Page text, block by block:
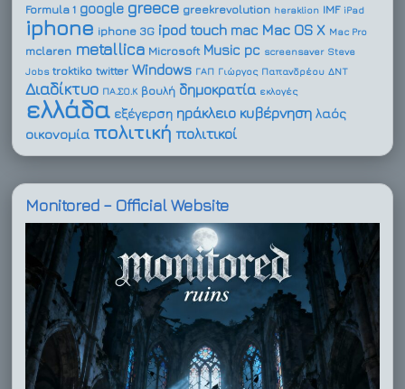
Formula 1 google greece greekrevolution heraklion IMF iPad
iphone iphone 3G ipod touch mac Mac OS X Mac Pro
mclaren metallica Microsoft Music pc screensaver Steve
Jobs troktiko twitter Windows ΓΑΠ Γιώργος Παπανδρέου ΔΝΤ
Διαδίκτυο ΠΑ.ΣΟ.Κ βουλή δημοκρατία εκλογές
ελλάδα εξέγερση ηράκλειο κυβέρνηση λαός
οικονομία πολιτική πολιτικοί
Monitored – Official Website